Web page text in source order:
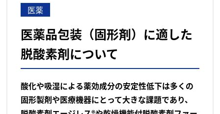
医薬
医薬品包装（固形剤）に適した
脱酸素剤について
酸化や吸湿による薬効成分の安定性低下は多くの
固形製剤や医療機器にとって大きな課題であり、